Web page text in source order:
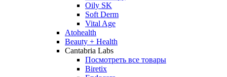
Oily SK
Soft Derm
Vital Age
Atohealth
Beauty + Health
Cantabria Labs
Посмотреть все товары
Biretix